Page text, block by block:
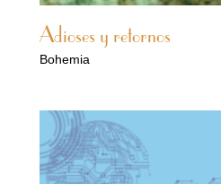
Adioses y retornos
Bohemia